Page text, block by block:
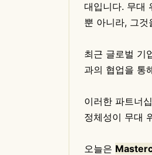
대입니다. 무대
뿐 아니라, 그
최근 글로벌 기
과의 협업을 통
이러한 파트너
정체성이 무대
오늘은